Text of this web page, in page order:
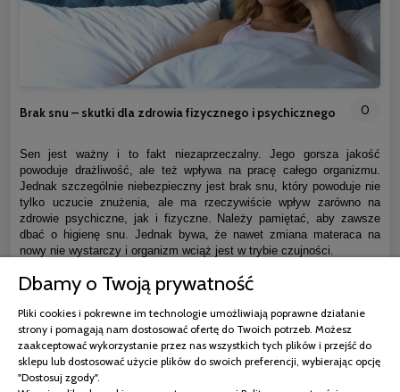
Brak snu – skutki dla zdrowia fizycznego i psychicznego 0
Sen jest ważny i to fakt niezaprzeczalny. Jego gorsza jakość
powoduje drażliwość, ale też wpływa na pracę całego organizmu.
Jednak szczególnie niebezpieczny jest brak snu, który powoduje nie
tylko uczucie znużenia, ale ma rzeczywiście wpływ zarówno na
zdrowie psychiczne, jak i fizyczne. Należy pamiętać, aby zawsze
dbać o higienę snu. Jednak bywa, że nawet zmiana materaca na
nowy nie wystarczy i organizm wciąż jest w trybie czujności.
czytaj całość »
Dbamy o Twoją prywatność
Pliki cookies i pokrewne im technologie umożliwiają poprawne działanie
strony i pomagają nam dostosować ofertę do Twoich potrzeb. Możesz
zaakceptować wykorzystanie przez nas wszystkich tych plików i przejść do
sklepu lub dostosować użycie plików do swoich preferencji, wybierając opcję
"Dostosuj zgody".